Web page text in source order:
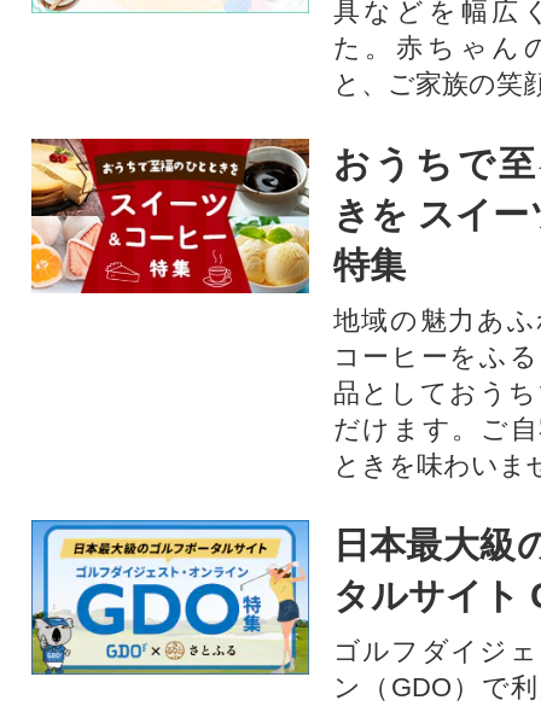
具などを幅広
た。赤ちゃん
と、ご家族の笑
おうちで
きを スイ
特集
地域の魅力あ
コーヒーをふ
品としておう
だけます。ご
ときを味わいま
日本最大級
タルサイト
ゴルフダイジ
ン（GDO）で